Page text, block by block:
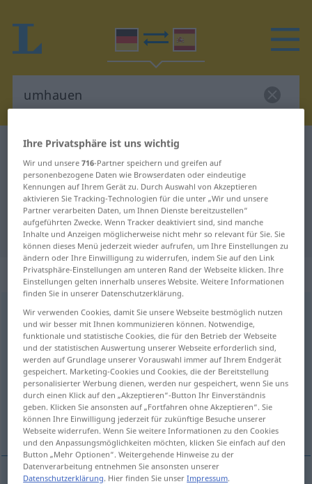
Deutsch-Spanisch Wörterbuch
Deutsch-Spanisch Übersetzung für
"umhauen"
"umhauen" Spanisch Übersetzung
„umhauen“: transitives Verb
umhauenv/t <irr,sep>
Übersicht aller Übersetzungen
(Für mehr Details die Übersetzung anklicken/antippen)
derribar, cortar a hachazos
dejar atontado, dejar fuera de combate
Ihre Privatsphäre ist uns wichtig
Wir und unsere716-Partner speichern und greifen auf
personenbezogene Daten wie Browserdaten oder eindeutige
Kennungen auf Ihrem Gerät zu. Durch Auswahl von Akzeptieren
aktivieren Sie Tracking-Technologien für die unter „Wir und unsere
Partner verarbeiten Daten, um Ihnen Dienste bereitzustellen“
aufgeführten Zwecke. Wenn Tracker deaktiviert sind, sind manche
Inhalte und Anzeigen möglicherweise nicht mehr so relevant für Sie. Sie
können dieses Menü jederzeit wieder aufrufen, um Ihre Einstellungen zu
ändern oder Ihre Einwilligung zu widerrufen, indem Sie auf den Link
Privatsphäre-Einstellungen am unteren Rand der Webseite klicken. Ihre
Einstellungen gelten innerhalb unseres Website. Weitere Informationen
finden Sie in unserer Datenschutzerklärung.
Wir verwenden Cookies, damit Sie unsere Webseite bestmöglich nutzen
und wir besser mit Ihnen kommunizieren können. Notwendige,
funktionale und statistische Cookies, die für den Betrieb der Webseite
und der statistischen Auswertung unserer Webseite erforderlich sind,
werden auf Grundlage unserer Vorauswahl immer auf Ihrem Endgerät
gespeichert. Marketing-Cookies und Cookies, die der Bereitstellung
personalisierter Werbung dienen, werden nur gespeichert, wenn Sie uns
durch einen Klick auf den „Akzeptieren“-Button Ihr Einverständnis
geben. Klicken Sie ansonsten auf „Fortfahren ohne Akzeptieren“. Sie
können Ihre Einwilligung jederzeit für zukünftige Besuche unserer
Webseite widerrufen. Wenn Sie weitere Informationen zu den Cookies
und den Anpassungsmöglichkeiten möchten, klicken Sie einfach auf den
Button „Mehr Optionen“. Weitergehende Hinweise zu der
Datenverarbeitung entnehmen Sie ansonsten unserer
Datenschutzerklärung. Hier finden Sie unserImpressum.